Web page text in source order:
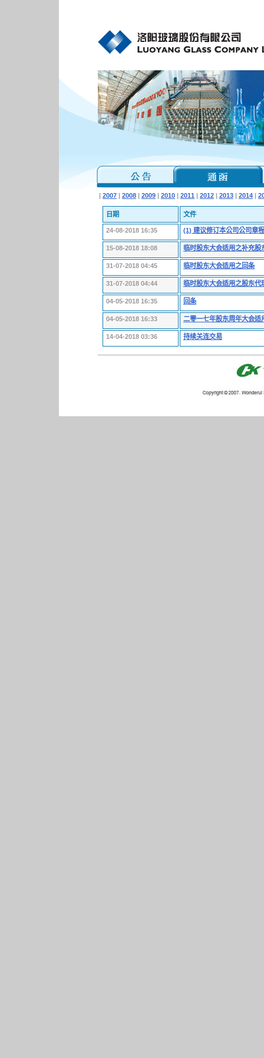
| 2007 | 2008 | 2009 | 2010 | 2011 | 2012 | 2013 | 2014 |
日期 文件
24-08-2018 16:35 (1) 建议修订本公司公司章
15-08-2018 18:08 临时股东大会适用之补充股
31-07-2018 04:45 临时股东大会适用之回条
31-07-2018 04:44 临时股东大会适用之股东代
04-05-2018 16:35 回条
04-05-2018 16:33 二零一七年股东周年大会适
14-04-2018 03:36 持续关连交易